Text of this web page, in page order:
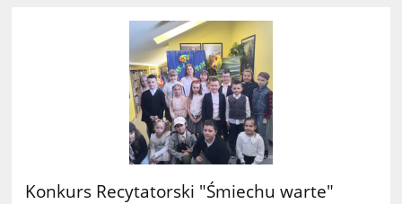
Konkurs Recytatorski "Śmiechu warte"